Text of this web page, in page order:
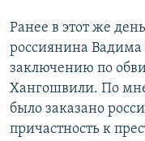
Ранее в этот же
россиянина
заключению по
Хангошвили. По
было заказано
причастность к